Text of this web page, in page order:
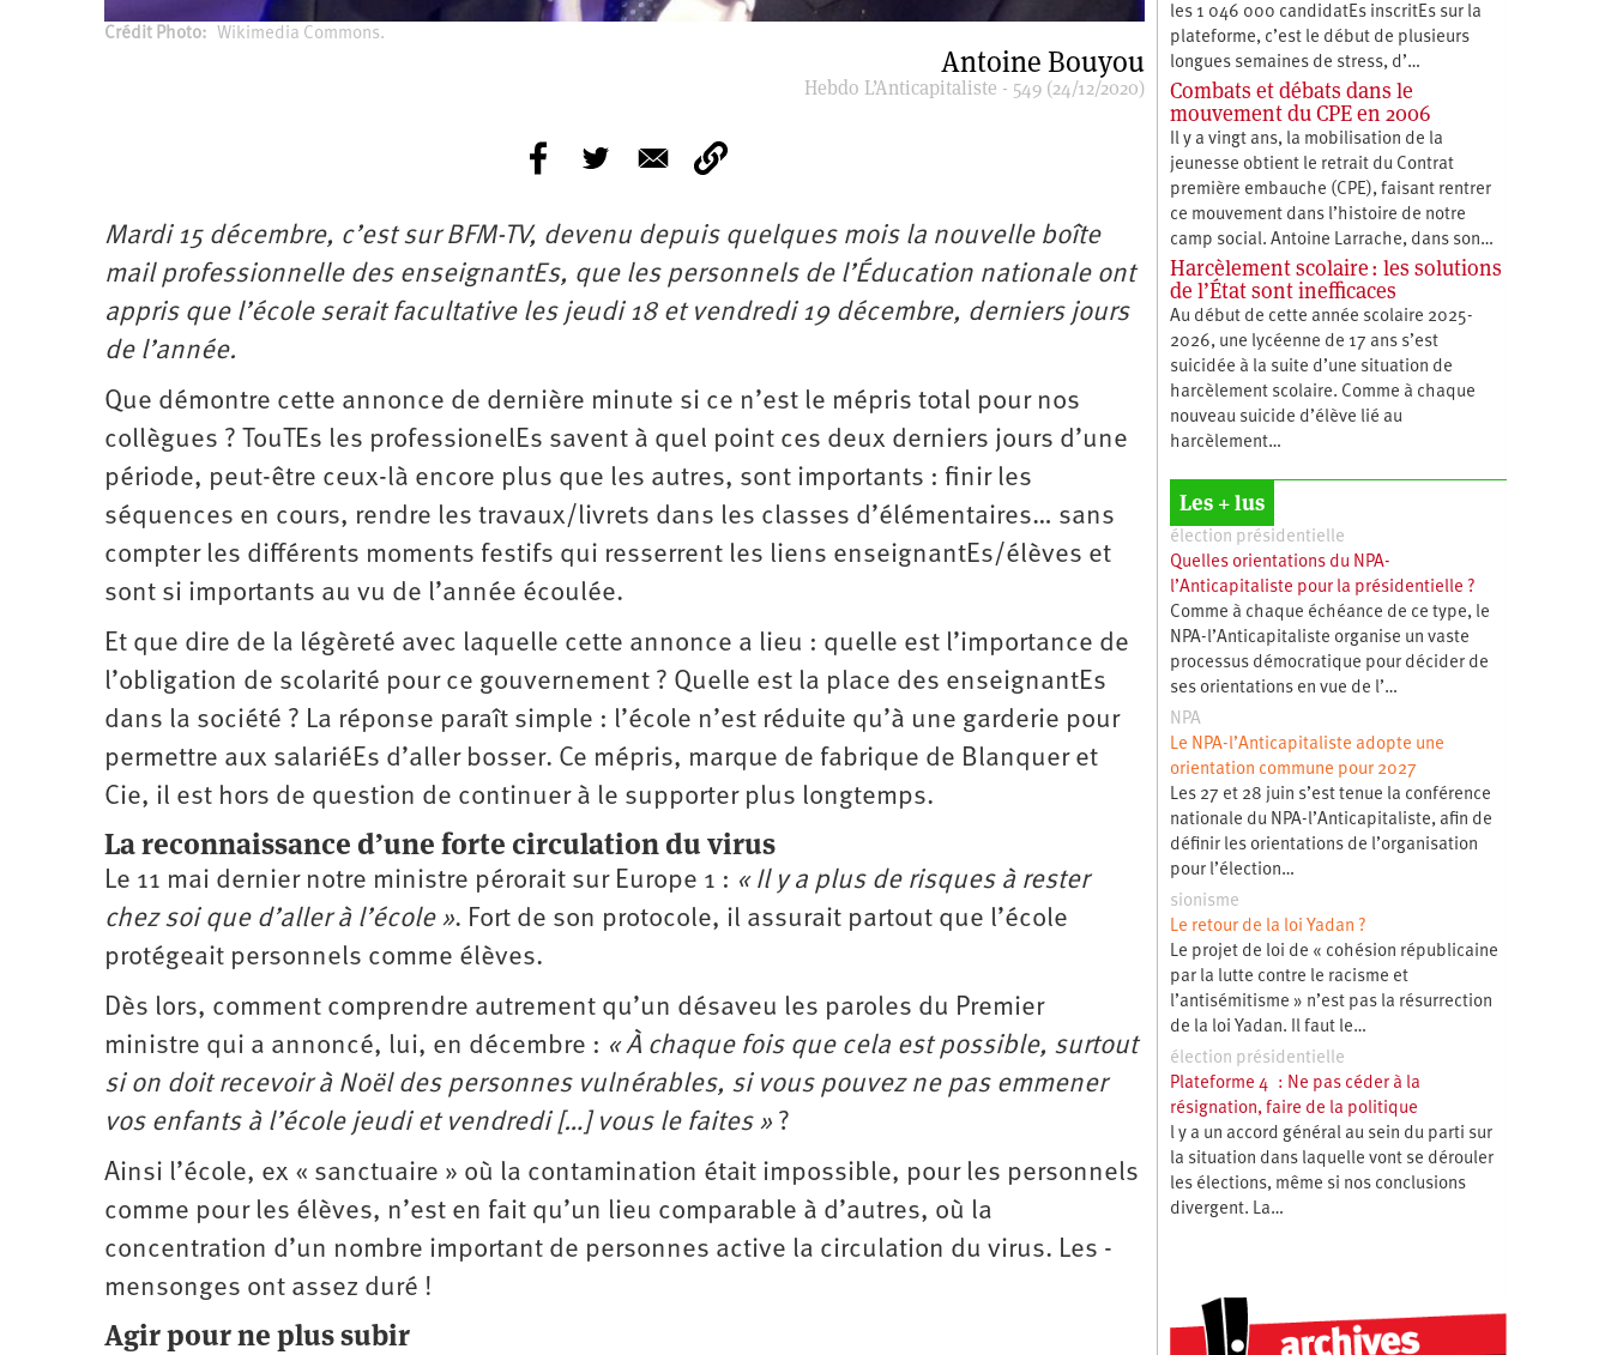
Crédit Photo Wikimedia Commons.
Antoine Bouyou
Hebdo L’Anticapitaliste - 549 (24/12/2020)
Mardi 15 décembre, c’est sur BFM-TV, devenu depuis quelques mois la nouvelle boîte
mail professionnelle des enseignantEs, que les personnels de l’Éducation nationale ont
appris que l’école serait facultative les jeudi 18 et vendredi 19 décembre, derniers jours
de l’année.
Que démontre cette annonce de dernière minute si ce n’est le mépris total pour nos
collègues ? TouTEs les professionelEs savent à quel point ces deux derniers jours d’une
période, peut-être ceux-là encore plus que les autres, sont importants : finir les
séquences en cours, rendre les travaux/livrets dans les classes d’élémentaires… sans
compter les différents moments festifs qui resserrent les liens enseignantEs/élèves et
sont si importants au vu de l’année écoulée.
Et que dire de la légèreté avec laquelle cette annonce a lieu : quelle est l’importance de
l’obligation de scolarité pour ce gouvernement ? Quelle est la place des enseignantEs
dans la société ? La réponse paraît simple : l’école n’est réduite qu’à une garderie pour
permettre aux salariéEs d’aller bosser. Ce mépris, marque de fabrique de Blanquer et
Cie, il est hors de question de continuer à le supporter plus longtemps.
La reconnaissance d’une forte circulation du virus
Le 11 mai dernier notre ministre pérorait sur Europe 1 : « Il y a plus de risques à rester
chez soi que d’aller à l’école ». Fort de son protocole, il assurait partout que l’école
protégeait personnels comme élèves.
Dès lors, comment comprendre autrement qu’un désaveu les paroles du Premier
ministre qui a annoncé, lui, en décembre : « À chaque fois que cela est possible, surtout
si on doit recevoir à Noël des personnes vulnérables, si vous pouvez ne pas emmener
vos enfants à l’école jeudi et vendredi […] vous le faites » ?
Ainsi l’école, ex « sanctuaire » où la contamination était impossible, pour les personnels
comme pour les élèves, n’est en fait qu’un lieu comparable à d’autres, où la
concentration d’un nombre important de personnes active la circulation du virus. Les ­
mensonges ont assez duré !
Agir pour ne plus subir
les 1 046 000 candidatEs inscritEs sur la
plateforme, c’est le début de plusieurs
longues semaines de stress, d’…
Combats et débats dans le
mouvement du CPE en 2006
Il y a vingt ans, la mobilisation de la
jeunesse obtient le retrait du Contrat
première embauche (CPE), faisant rentrer
ce mouvement dans l’histoire de notre
camp social. Antoine Larrache, dans son…
Harcèlement scolaire : les solutions
de l’État sont inefficaces
Au début de cette année scolaire 2025-
2026, une lycéenne de 17 ans s’est
suicidée à la suite d’une situation de
harcèlement scolaire. Comme à chaque
nouveau suicide d’élève lié au
harcèlement…
Les + lus
élection présidentielle
Quelles orientations du NPA-
l’Anticapitaliste pour la présidentielle ?
Comme à chaque échéance de ce type, le
NPA-l’Anticapitaliste organise un vaste
processus démocratique pour décider de
ses orientations en vue de l’…
NPA
Le NPA-l’Anticapitaliste adopte une
orientation commune pour 2027
Les 27 et 28 juin s’est tenue la conférence
nationale du NPA-l’Anticapitaliste, afin de
définir les orientations de l’organisation
pour l’élection…
sionisme
Le retour de la loi Yadan ?
Le projet de loi de « cohésion républicaine
par la lutte contre le racisme et
l’antisémitisme » n’est pas la résurrection
de la loi Yadan. Il faut le…
élection présidentielle
Plateforme 4 : Ne pas céder à la
résignation, faire de la politique
l y a un accord général au sein du parti sur
la situation dans laquelle vont se dérouler
les élections, même si nos conclusions
divergent. La…